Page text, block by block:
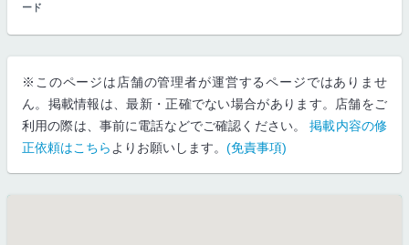
ード
※このページは店舗の管理者が運営するページではありませ
ん。掲載情報は、最新・正確でない場合があります。店舗をご
利用の際は、事前に電話などでご確認ください。掲載内容の修
正依頼はこちら よりお願いします。 (免責事項)